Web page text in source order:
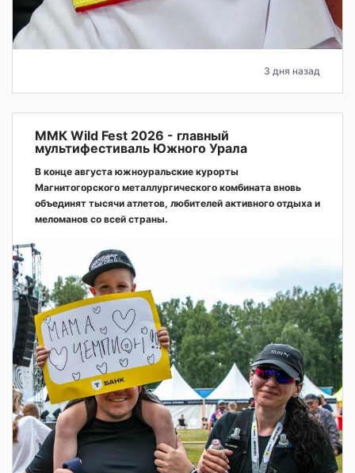
3 дня назад
ММК Wild Fest 2026 - главный
мультифестиваль Южного Урала
В конце августа южноуральские курорты
Магнитогорского металлургического комбината вновь
объединят тысячи атлетов, любителей активного отдыха и
меломанов со всей страны.